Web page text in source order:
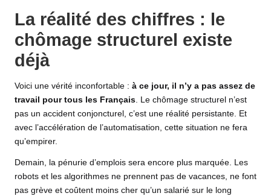
La réalité des chiffres : le
chômage structurel existe
déjà
Voici une vérité inconfortable : à ce jour, il n’y a pas assez de
travail pour tous les Français. Le chômage structurel n’est
pas un accident conjoncturel, c’est une réalité persistante. Et
avec l’accélération de l’automatisation, cette situation ne fera
qu’empirer.
Demain, la pénurie d’emplois sera encore plus marquée. Les
robots et les algorithmes ne prennent pas de vacances, ne font
pas grève et coûtent moins cher qu’un salarié sur le long